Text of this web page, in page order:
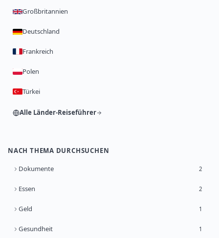
Großbritannien
Deutschland
Frankreich
Polen
Türkei
Alle Länder-Reiseführer
NACH THEMA DURCHSUCHEN
Dokumente 2
Essen 2
Geld 1
Gesundheit 1